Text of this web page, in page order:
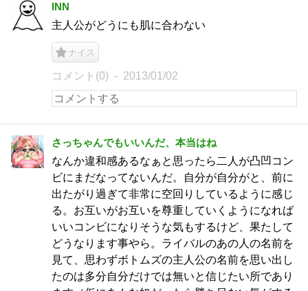
INN
主人公がどうにも肌に合わない
ナイス
コメント(0) 2013/01/02
さっちゃんでもいいんだ、本当はね
なんか違和感あるなぁと思ったら二人が凸凹コン
ビにまだなってないんだ。自分が自分がと、前に
出たがり過ぎて非常に空回りしているように感じ
る。お互いがお互いを尊重していくようになれば
いいコンビになりそうな気もするけど、果たして
どうなります事やら。ライバルのあの人の名前を
見て、思わずボトムズの主人公の名前を思い出し
たのは多分自分だけでは無いと信じたい所であり